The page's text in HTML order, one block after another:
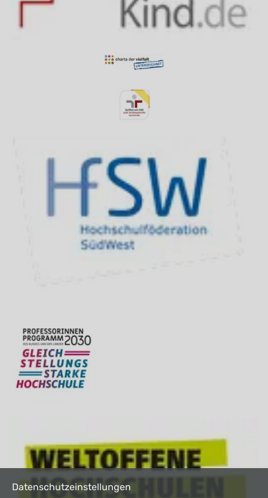
Datenschutzeinstellungen